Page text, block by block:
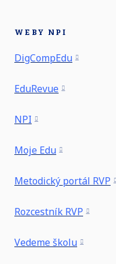
WEBY NPI
DigCompEdu
EduRevue
NPI
Moje Edu
Metodický portál RVP
Rozcestník RVP
Vedeme školu